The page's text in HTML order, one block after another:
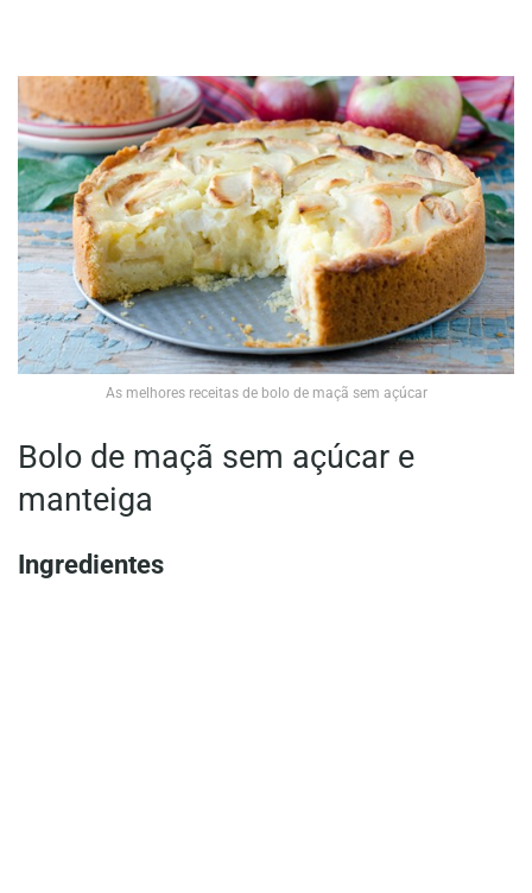
As melhores receitas de bolo de maçã sem açúcar
Bolo de maçã sem açúcar e
manteiga
Ingredientes